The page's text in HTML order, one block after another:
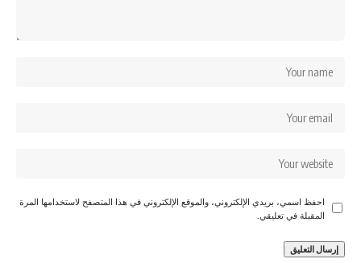
احفظ اسمي، بريدي الإلكتروني، والموقع الإلكتروني في هذا المتصفح لاستخدامها المرة
المقبلة في تعليقي.